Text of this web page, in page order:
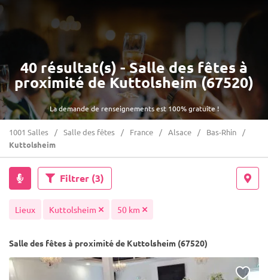
La demande de renseignements est 100% gratuite !
40 résultat(s) - Salle des fêtes à
proximité de Kuttolsheim (67520)
1001 Salles Salle des fêtes France Alsace
Bas-Rhin
Kuttolsheim
Filtrer (3)
Lieux Kuttolsheim 50 km
Salle des fêtes à proximité de Kuttolsheim (67520)